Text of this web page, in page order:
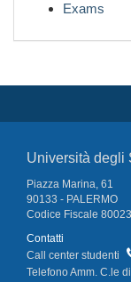
Exams
Università degli
Piazza Marina, 61
90133 - PALERMO
Codice Fiscale
Contatti
Call center studenti
Telefono Amm. C.le